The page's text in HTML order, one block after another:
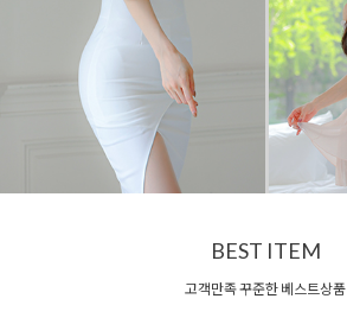
BEST ITEM
고객만족 꾸준한 베스트상품